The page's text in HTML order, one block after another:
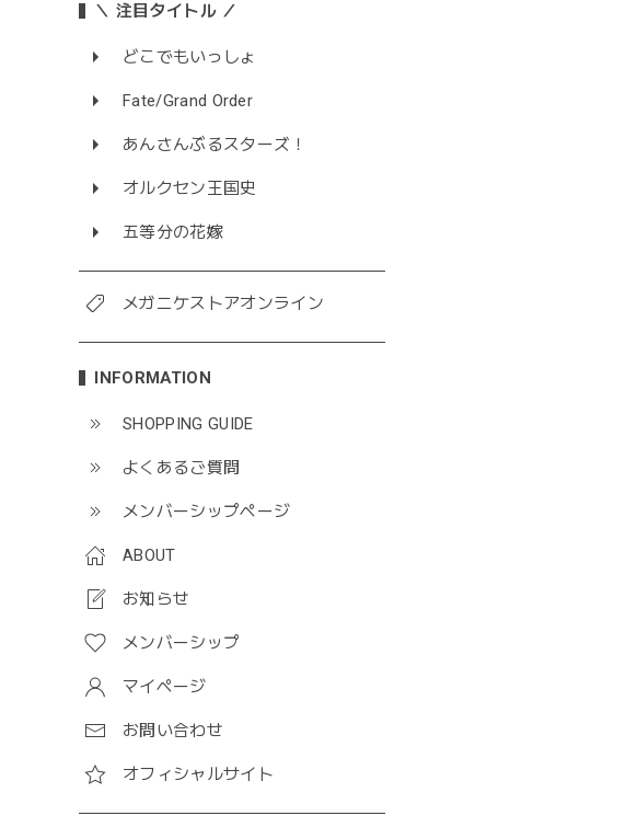
＼ 注目タイトル ／
どこでもいっしょ
Fate/Grand Order
あんさんぶるスターズ！
オルクセン王国史
五等分の花嫁
メガニケストアオンライン
INFORMATION
SHOPPING GUIDE
よくあるご質問
メンバーシップページ
ABOUT
お知らせ
メンバーシップ
マイページ
お問い合わせ
オフィシャルサイト